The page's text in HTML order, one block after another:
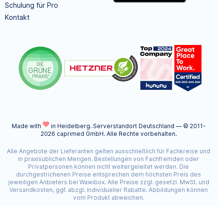
Schulung für Pro
Kontakt
Made with in Heidelberg. Serverstandort Deutschland — © 2011-
2026 caprimed GmbH. Alle Rechte vorbehalten.
Alle Angebote der Lieferanten gelten ausschließlich für Fachkreise und
in praxisüblichen Mengen. Bestellungen von Fachfremden oder
Privatpersonen können nicht weitergeleitet werden. Die
durchgestrichenen Preise entsprechen dem höchsten Preis des
jeweiligen Anbieters bei Wawibox. Alle Preise zzgl. gesetzl. MwSt. und
Versandkosten, ggf. abzgl. individueller Rabatte. Abbildungen können
vom Produkt abweichen.